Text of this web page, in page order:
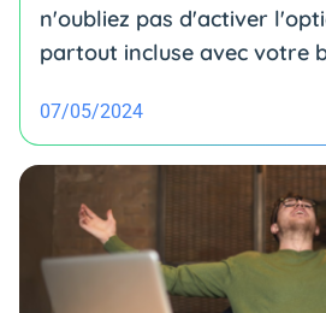
n'oubliez pas d'activer
partout incluse avec votre
07/05/2024